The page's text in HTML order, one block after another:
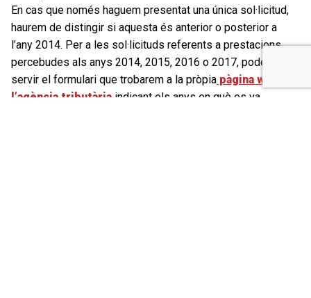
En cas que només haguem presentat una única sol·licitud,
haurem de distingir si aquesta és anterior o posterior a
l’any 2014. Per a les sol·licituds referents a prestacions
percebudes als anys 2014, 2015, 2016 o 2017, podem fer
servir el formulari que trobarem a la pròpia pàgina web de
l’agència tributària indicant els anys en què es va